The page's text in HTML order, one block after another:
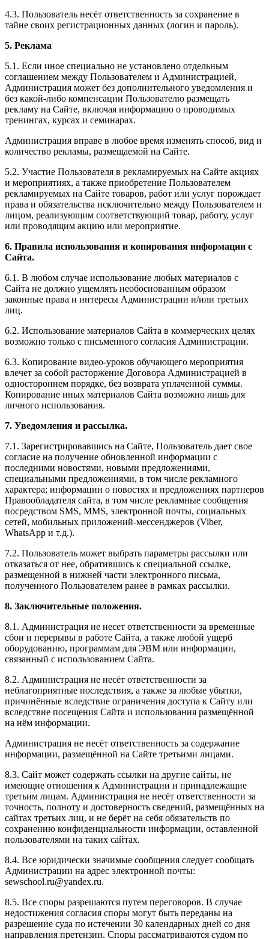
4.3. Пользователь несёт ответственность за сохранение в
тайне своих регистрационных данных (логин и пароль).
5. Реклама
5.1. Если иное специально не установлено отдельным
соглашением между Пользователем и Администрацией,
Администрация может без дополнительного уведомления и
без какой-либо компенсации Пользователю размещать
рекламу на Сайте, включая информацию о проводимых
тренингах, курсах и семинарах.
Администрация вправе в любое время изменять способ, вид и
количество рекламы, размещаемой на Сайте.
5.2. Участие Пользователя в рекламируемых на Сайте акциях
и мероприятиях, а также приобретение Пользователем
рекламируемых на Сайте товаров, работ или услуг порождает
права и обязательства исключительно между Пользователем и
лицом, реализующим соответствующий товар, работу, услуг
или проводящим акцию или мероприятие.
6. Правила использования и копирования информации с
Сайта.
6.1. В любом случае использование любых материалов с
Сайта не должно ущемлять необоснованным образом
законные права и интересы Администрации и/или третьих
лиц.
6.2. Использование материалов Сайта в коммерческих целях
возможно только с письменного согласия Администрации.
6.3. Копирование видео-уроков обучающего мероприятия
влечет за собой расторжение Договора Администрацией в
одностороннем порядке, без возврата уплаченной суммы.
Копирование иных материалов Сайта возможно лишь для
личного использования.
7. Уведомления и рассылка.
7.1. Зарегистрировавшись на Сайте, Пользователь дает свое
согласие на получение обновленной информации с
последними новостями, новыми предложениями,
специальными предложениями, в том числе рекламного
характера; информации о новостях и предложениях партнеров
Правообладателя сайта, в том числе рекламные сообщения
посредством SMS, MMS, электронной почты, социальных
сетей, мобильных приложений-мессенджеров (Viber,
WhatsApp и т.д.).
7.2. Пользователь может выбрать параметры рассылки или
отказаться от нее, обратившись к специальной ссылке,
размещенной в нижней части электронного письма,
полученного Пользователем ранее в рамках рассылки.
8. Заключительные положения.
8.1. Администрация не несет ответственности за временные
сбои и перерывы в работе Сайта, а также любой ущерб
оборудованию, программам для ЭВМ или информации,
связанный с использованием Сайта.
8.2. Администрация не несёт ответственности за
неблагоприятные последствия, а также за любые убытки,
причинённые вследствие ограничения доступа к Сайту или
вследствие посещения Сайта и использования размещённой
на нём информации.
Администрация не несёт ответственность за содержание
информации, размещённой на Сайте третьими лицами.
8.3. Сайт может содержать ссылки на другие сайты, не
имеющие отношения к Администрации и принадлежащие
третьим лицам. Администрация не несёт ответственности за
точность, полноту и достоверность сведений, размещённых на
сайтах третьих лиц, и не берёт на себя обязательств по
сохранению конфиденциальности информации, оставленной
пользователями на таких сайтах.
8.4. Все юридически значимые сообщения следует сообщать
Администрации на адрес электронной почты:
sewschool.ru@yandex.ru.
8.5. Все споры разрешаются путем переговоров. В случае
недостижения согласия споры могут быть переданы на
разрешение суда по истечении 30 календарных дней со дня
направления претензии. Споры рассматриваются судом по